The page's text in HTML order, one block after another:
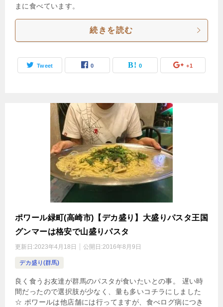
まに食べています。
続きを読む
Tweet 0 0 +1
ポワール緑町(高崎市)【デカ盛り】大盛りパスタ王国
グンマーは格安で山盛りパスタ
更新日:2023年4月18日 公開日:2016年8月9日
デカ盛り(群馬)
良く食うお友達が群馬のパスタが食いたいとの事。 遅い時
間だったので選択肢が少なく、量も多いコチラにしました
☆ ポワールは他店舗には行ってますが、食べログ病につき